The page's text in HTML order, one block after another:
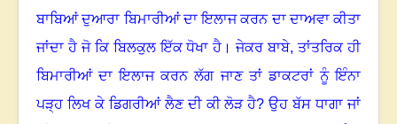
ਬਾਬਿਆਂ ਦੁਆਰਾ ਬਿਮਾਰੀਆਂ ਦਾ ਇਲਾਜ ਕਰਨ ਦਾ ਦਾਅਵਾ ਕੀਤਾ
ਜਾਂਦਾ ਹੈ ਜੋ ਕਿ ਬਿਲਕੁਲ ਇੱਕ ਧੋਖਾ ਹੈ। ਜੇਕਰ ਬਾਬੇ,ਤਾਂਤਰਿਕ ਹੀ
ਬਿਮਾਰੀਆਂ ਦਾ ਇਲਾਜ ਕਰਨ ਲੱਗ ਜਾਣ ਤਾਂ ਡਾਕਟਰਾਂ ਨੂੰ ਇੰਨਾ
ਪੜ੍ਹ ਲਿਖ ਕੇ ਡਿਗਰੀਆਂ ਲੈਣ ਦੀ ਕੀ ਲੋੜ ਹੈ?ਉਹ ਬੱਸ ਧਾਗਾ ਜਾਂ